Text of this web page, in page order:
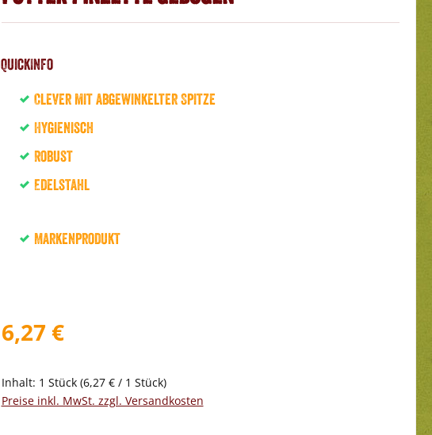
QuickInfo
Clever mit abgewinkelter Spitze
Hygienisch
Robust
Edelstahl
Markenprodukt
6,27 €
Inhalt: 1 Stück (6,27 € / 1 Stück)
Preise inkl. MwSt. zzgl. Versandkosten